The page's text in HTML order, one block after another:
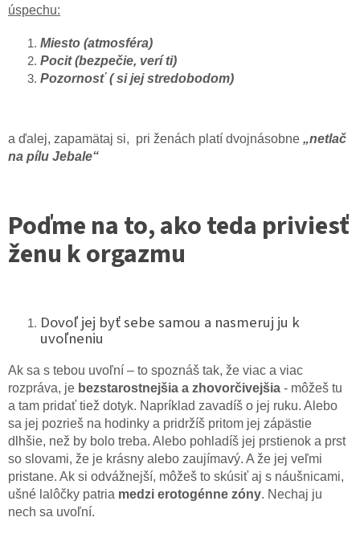
úspechu:
Miesto (atmosféra)
Pocit (bezpečie, verí ti)
Pozornosť ( si jej stredobodom)
a ďalej, zapamätaj si, pri ženách platí dvojnásobne „netlač
na pílu Jebale“
Poďme na to, ako teda priviesť
ženu k orgazmu
Dovoľ jej byť sebe samou a nasmeruj ju k
uvoľneniu
Ak sa s tebou uvoľní – to spoznáš tak, že viac a viac
rozpráva, je bezstarostnejšia a zhovorčivejšia - môžeš tu
a tam pridať tiež dotyk. Napríklad zavadíš o jej ruku. Alebo
sa jej pozrieš na hodinky a pridržíš pritom jej zápästie
dlhšie, než by bolo treba. Alebo pohladíš jej prstienok a prst
so slovami, že je krásny alebo zaujímavý. A že jej veľmi
pristane. Ak si odvážnejší, môžeš to skúsiť aj s náušnicami,
ušné lalôčky patria medzi erotogénne zóny. Nechaj ju
nech sa uvoľní.